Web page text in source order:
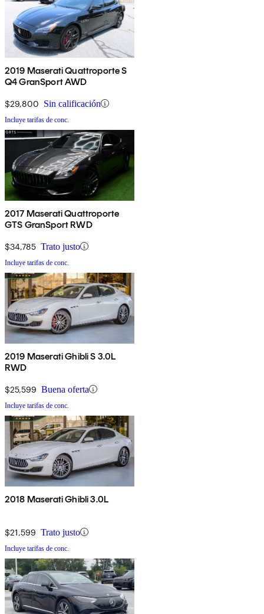
2019 Maserati Quattroporte S
Q4 GranSport AWD
$29,800 Sin calificación
Incluye tarifas de conc.
2017 Maserati Quattroporte
GTS GranSport RWD
$34,785 Trato justo
Incluye tarifas de conc.
2019 Maserati Ghibli S 3.0L
RWD
$25,599 Buena oferta
Incluye tarifas de conc.
2018 Maserati Ghibli 3.0L
$21,599 Trato justo
Incluye tarifas de conc.